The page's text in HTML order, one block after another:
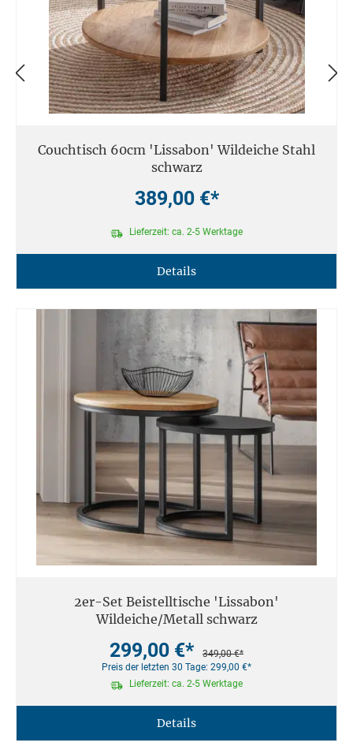
Couchtisch 60cm 'Lissabon' Wildeiche Stahl
schwarz
389,00 €*
Lieferzeit: ca. 2-5 Werktage
Details
2er-Set Beistelltische 'Lissabon'
Wildeiche/Metall schwarz
299,00 €*
349,00 €*
Preis der letzten 30 Tage: 299,00 €*
Lieferzeit: ca. 2-5 Werktage
Details